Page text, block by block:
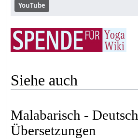
YouTube
Siehe auch
Malabarisch - Deutsch
Übersetzungen